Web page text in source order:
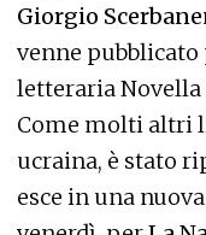
Giorgio
venne
letteraria Novella
Come molti altri
ucraina, è stato
esce in una